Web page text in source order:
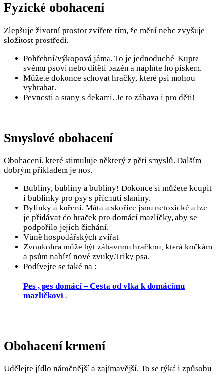
Fyzické obohacení
Zlepšuje životní prostor zvířete tím, že mění nebo zvyšuje
složitost prostředí.
Pohřební/výkopová jáma. To je jednoduché. Kupte
svému psovi nebo dítěti bazén a naplňte ho pískem.
Můžete dokonce schovat hračky, které psi mohou
vyhrabat.
Pevnosti a stany s dekami. Je to zábava i pro děti!
Smyslové obohacení
Obohacení, které stimuluje některý z pěti smyslů. Dalším
dobrým příkladem je nos.
Bubliny, bubliny a bubliny! Dokonce si můžete koupit
i bublinky pro psy s příchutí slaniny.
Bylinky a koření. Máta a skořice jsou netoxické a lze
je přidávat do hraček pro domácí mazlíčky, aby se
podpořilo jejich čichání.
Vůně hospodářských zvířat
Zvonkohra může být zábavnou hračkou, která kočkám
a psům nabízí nové zvuky.Triky psa.
Podívejte se také na :
Pes , pes domácí – Cesta od vlka k domácímu
mazlíčkovi .
Obohacení krmení
Udělejte jídlo náročnější a zajímavější. To se týká i způsobu